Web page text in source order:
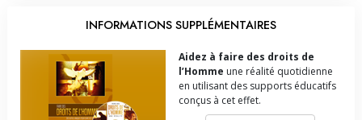
INFORMATIONS SUPPLÉMENTAIRES
Aidez à faire des droits de
l’Homme une réalité quotidienne
en utilisant des supports éducatifs
conçus à cet effet.